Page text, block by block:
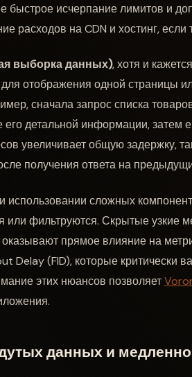
быстрое исчерпание лимитов и
расходов на CDN и хостинг,
выборка данных), хотя и
отображения одной страницы
сначала запрос списка
его детальной информации, затем
увеличивает общую задержку,
получения ответа на
использовании сложных
фильтруются. Скрытые узкие
прямое влияние на
Delay (FID), которые критически
этих нюансов позволяет
данных и